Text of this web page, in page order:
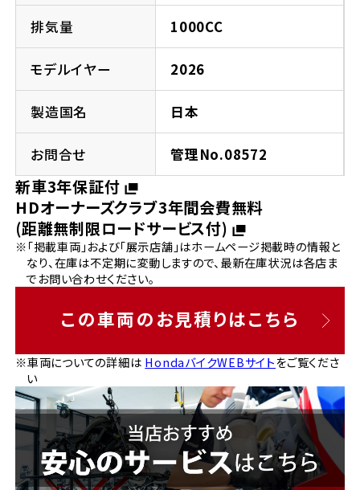
法人向けサービス
お問い合わせ
排気量 1000CC
モデルイヤー 2026
製造国名 日本
お問合せ 管理No.08572
新車3年保証付
HDオーナーズクラブ3年間会費無料
(距離無制限ロードサービス付)
※「掲載車両」および「展示店舗」はホームページ掲載時の情報と
なり、在庫は不定期に変動しますので、最新在庫状況は各店ま
でお問い合わせください。
この車両のお見積りはこちら
※車両についての詳細は HondaバイクWEBサイトをご覧くださ
い
福島県
ホンダドリーム 郡山
ホンダドリーム 葛飾
ホンダドリーム 大田
ホンダドリーム 立川
神奈川県
ホンダドリーム 磯子
ホンダドリーム 横浜都筑
ホンダドリーム 横浜緑
千葉県
ホンダドリーム 一宮
ホンダドリーム 豊橋
ホンダドリーム 名古屋上小田井
岐阜県
ホンダドリーム 岐阜
ホンダドリーム 豊中
京都府
ホンダドリーム 京都伏見
ホンダドリーム 京都北山
兵庫県
ホンダドリーム 神戸灘
ホンダドリーム 尼崎
ホンダドリーム 姫路
ホンダドリーム 西宮甲子園
徳島県
ホンダドリーム 徳島
香川県
ホンダドリーム 高松
高知県
ホンダドリーム 福岡西
熊本県
ホンダドリーム 熊本